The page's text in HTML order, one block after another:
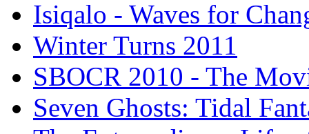
Isiqalo - Waves for
Winter Turns 2011
SBOCR 2010 - The
Seven Ghosts: Tidal